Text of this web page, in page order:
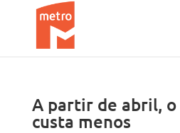
A partir de abril, o
custa menos